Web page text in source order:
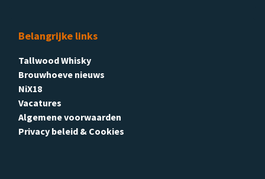
Belangrijke links
Tallwood Whisky
Brouwhoeve nieuws
NiX18
Vacatures
Algemene voorwaarden
Privacy beleid & Cookies